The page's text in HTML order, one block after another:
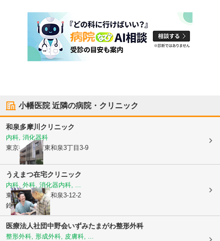
小幡医院近隣の病院・クリニック
和泉多摩川クリニック
内科, 消化器科
東京都狛江市東和泉3丁目3-9
うえまつ在宅クリニック
内科, 外科, 消化器内科, ...
東京都狛江市東和泉3-12-2
鈴文ビル2階
医療法人社団中野会いずみたまがわ整形外科
整形外科, 形成外科, 皮膚科, ...